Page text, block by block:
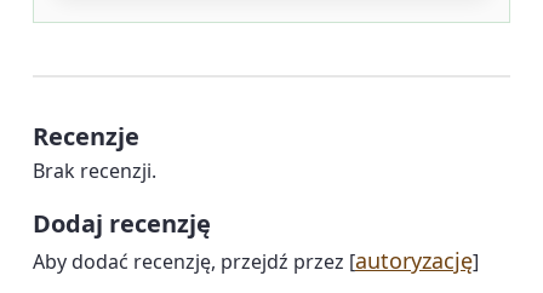
Recenzje
Brak recenzji.
Dodaj recenzję
Aby dodać recenzję, przejdź przez [autoryzację]